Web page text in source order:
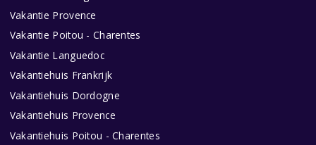
Vakantie Provence
Vakantie Poitou - Charentes
Vakantie Languedoc
Vakantiehuis Frankrijk
Vakantiehuis Dordogne
Vakantiehuis Provence
Vakantiehuis Poitou - Charentes